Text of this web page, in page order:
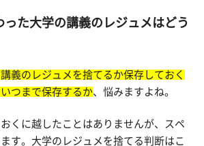
った大学の講義のレジュメはどう
義のレジュメを捨てるか保存しておく
つまで保存するか、悩みますよね。
くに越したことはありませんが、スペ
す。大学のレジュメを捨てる判断はこ